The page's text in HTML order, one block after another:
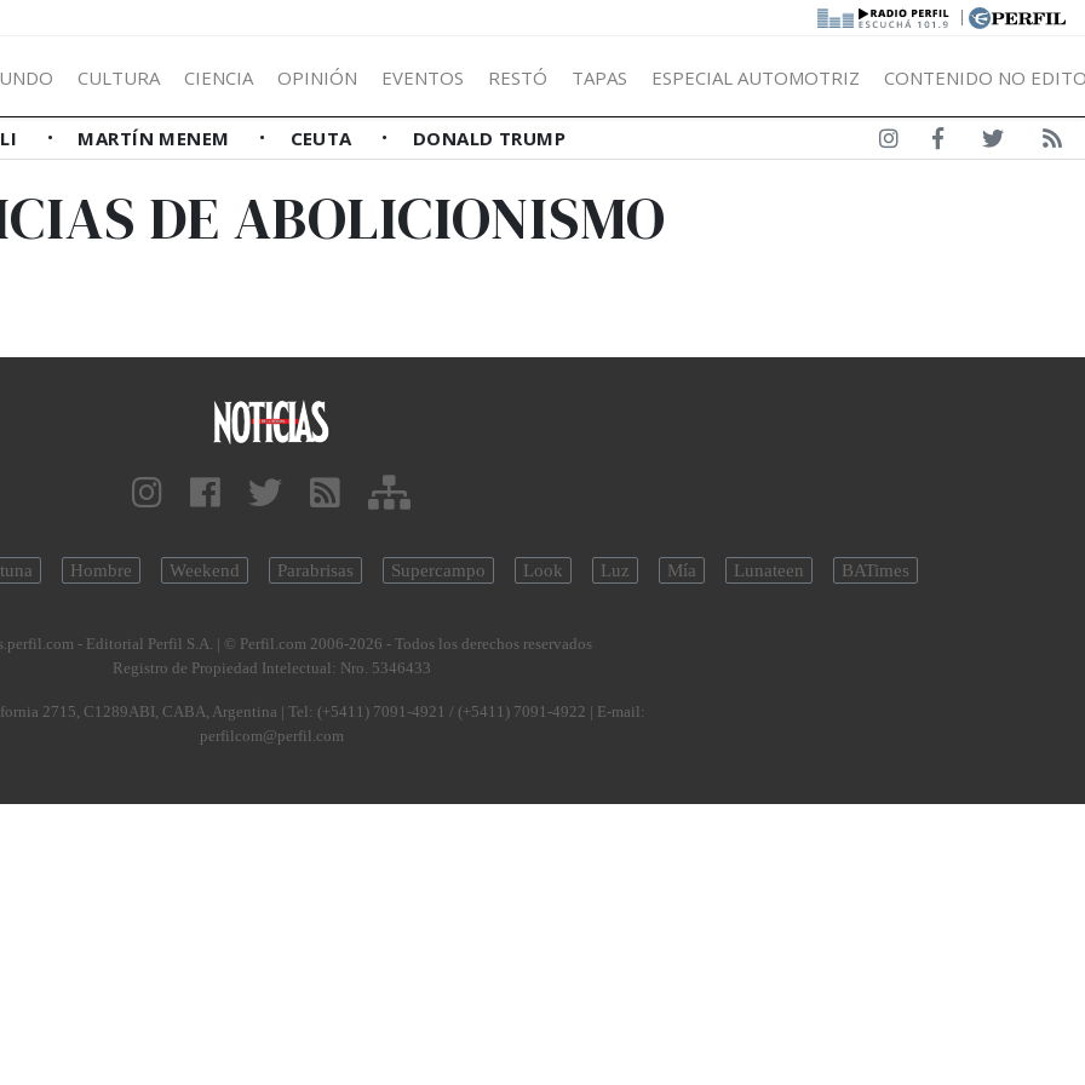
|
CULTURA CIENCIA OPINIÓN EVENTOS RESTÓ TAPAS ESPECIAL AUTOMOTRIZ CONTENIDO NO
MARTÍN MENEM CEUTA DONALD TRUMP
DE ABOLICIONISMO
Hombre Weekend Parabrisas Supercampo Look Luz Mía Lunateen BATimes
- Editorial Perfil S.A. | © Perfil.com 2006-2026 - Todos los derechos reservados
Registro de Propiedad Intelectual: Nro. 5346433
2715, C1289ABI, CABA, Argentina | Tel: (+5411) 7091-4921 / (+5411) 7091-4922 | E-mail:
perfilcom@perfil.com